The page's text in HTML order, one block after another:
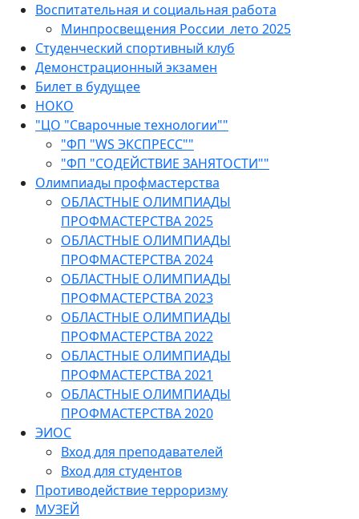
Воспитательная и социальная работа
Минпросвещения России_лето 2025
Студенческий спортивный клуб
Демонстрационный экзамен
Билет в будущее
НОКО
"ЦО "Сварочные технологии""
"ФП "WS ЭКСПРЕСС""
"ФП "СОДЕЙСТВИЕ ЗАНЯТОСТИ""
Олимпиады профмастерства
ОБЛАСТНЫЕ ОЛИМПИАДЫ
ПРОФМАСТЕРСТВА 2025
ОБЛАСТНЫЕ ОЛИМПИАДЫ
ПРОФМАСТЕРСТВА 2024
ОБЛАСТНЫЕ ОЛИМПИАДЫ
ПРОФМАСТЕРСТВА 2023
ОБЛАСТНЫЕ ОЛИМПИАДЫ
ПРОФМАСТЕРСТВА 2022
ОБЛАСТНЫЕ ОЛИМПИАДЫ
ПРОФМАСТЕРСТВА 2021
ОБЛАСТНЫЕ ОЛИМПИАДЫ
ПРОФМАСТЕРСТВА 2020
ЭИОС
Вход для преподавателей
Вход для студентов
Противодействие терроризму
МУЗЕЙ